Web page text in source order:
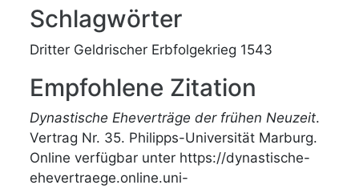
Schlagwörter
Dritter Geldrischer Erbfolgekrieg 1543
Empfohlene Zitation
Dynastische Eheverträge der frühen Neuzeit.
Vertrag Nr. 35. Philipps-Universität Marburg.
Online verfügbar unter https://dynastische-
ehevertraege.online.uni-